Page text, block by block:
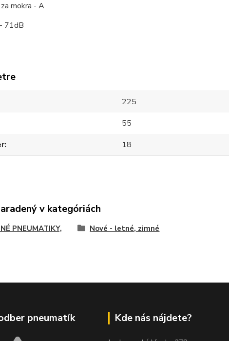
mokra - A
71dB
225
55
18
v kategóriách
PNEUMATIKY,
Nové - letné, zimné
pneumatík Kde nás nájdete?